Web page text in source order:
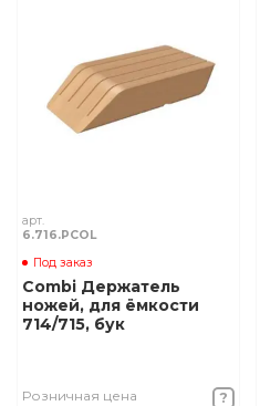
арт.
6.716.PCOL
Под заказ
Combi Держатель
ножей, для ёмкости
714/715, бук
Розничная цена